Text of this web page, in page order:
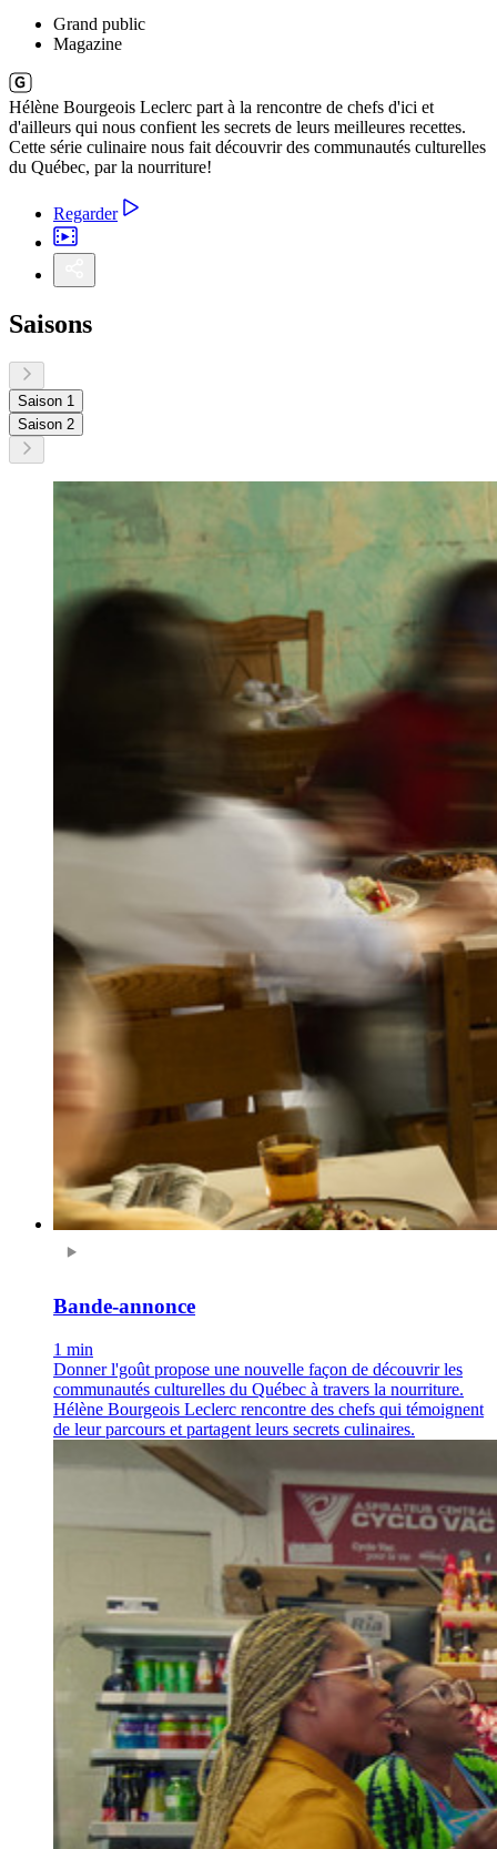
Grand public
Magazine
Hélène Bourgeois Leclerc part à la rencontre de chefs d'ici et
d'ailleurs qui nous confient les secrets de leurs meilleures recettes.
Cette série culinaire nous fait découvrir des communautés culturelles
du Québec, par la nourriture!
Regarder
Saisons
Saison 1
Saison 2
Bande-annonce
1 min
Donner l'goût propose une nouvelle façon de découvrir les
communautés culturelles du Québec à travers la nourriture.
Hélène Bourgeois Leclerc rencontre des chefs qui témoignent
de leur parcours et partagent leurs secrets culinaires.